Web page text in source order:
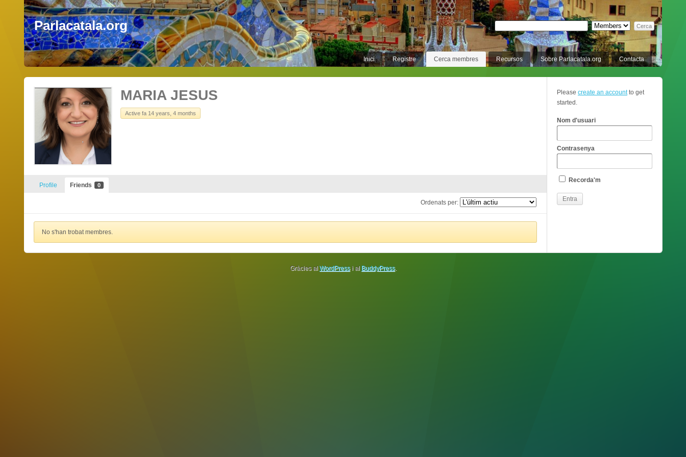
Parlacatala.org
Inici Registre Cerca membres Recursos Sobre Parlacatala.org Contacta
MARIA JESUS
Active fa 14 years, 4 months
Profile Friends 0
Ordenats per:
No s'han trobat membres.
Please create an accountto get
started.
Nom d'usuari
Contrasenya
Recorda'm
Gràcies al WordPressi al BuddyPress.